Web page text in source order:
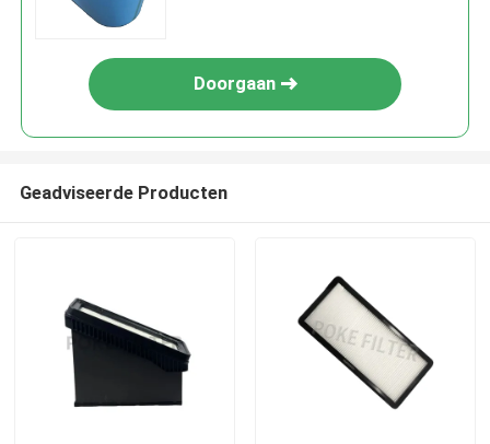
Doorgaan
Geadviseerde Producten